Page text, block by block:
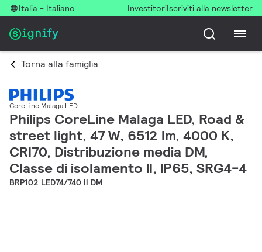
Italia - Italiano InvestitoriIscriviti alla newsletter
Torna alla famiglia
CoreLine Malaga LED
Philips CoreLine Malaga LED, Road &
street light, 47 W, 6512 lm, 4000 K,
CRI70, Distribuzione media DM,
Classe di isolamento II, IP65, SRG4-4
BRP102 LED74/740 II DM